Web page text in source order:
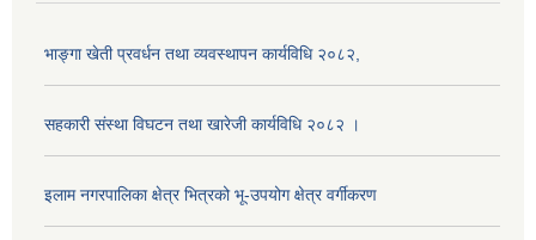
भाङ्गा खेती प्रवर्धन तथा व्यवस्थापन कार्यविधि २०८२,
सहकारी संस्था विघटन तथा खारेजी कार्यविधि २०८२ ।
इलाम नगरपालिका क्षेत्र भित्रको भू-उपयोग क्षेत्र वर्गीकरण